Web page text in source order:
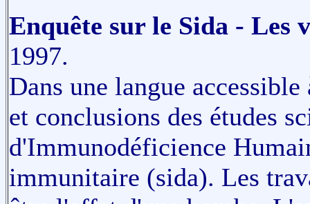
Enquête sur le Sida - Les
1997.
Dans une langue
et conclusions des études
d'Immunodéficience
immunitaire (sida). Les